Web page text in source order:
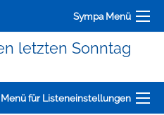
Sympa Menü
letzten Sonntag
Menü für Listeneinstellungen